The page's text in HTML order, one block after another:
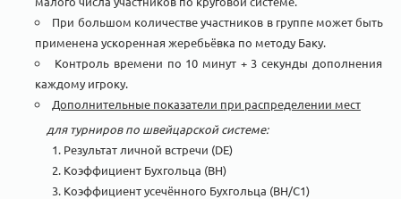
При большом количестве участников в группе может быть
применена ускоренная жеребьёвка по методу Баку.
Контроль времени по 10 минут + 3 секунды дополнения
каждому игроку.
Дополнительные показатели при распределении мест
для турниров по швейцарской системе:
Результат личной встречи (DE)
Коэффициент Бухгольца (BH)
Коэффициент усечённого Бухгольца (BH/C1)